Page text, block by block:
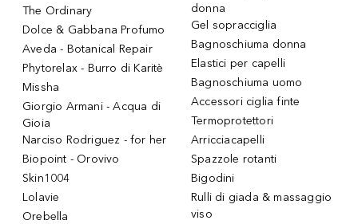
The Ordinary
Dolce & Gabbana Profumo
Aveda - Botanical Repair
Phytorelax - Burro di Karitè
Missha
Giorgio Armani - Acqua di
Gioia
Narciso Rodriguez - for her
Biopoint - Orovivo
Skin1004
Lolavie
Orebella
donna
Gel sopracciglia
Bagnoschiuma donna
Elastici per capelli
Bagnoschiuma uomo
Accessori ciglia finte
Termoprotettori
Arricciacapelli
Spazzole rotanti
Bigodini
Rulli di giada & massaggio
viso